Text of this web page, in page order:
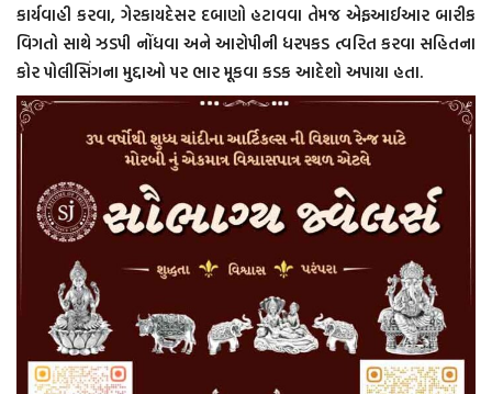
કાર્યવાહી કરવા, ગેરકાયદેસર દબાણો હટાવવા તેમજ એફઆઈઆર બારીક
વિગતો સાથે ઝડપી નોંધવા અને આરોપીની ધરપકડ ત્વરિત કરવા સહિતના
કોર પોલીસિંગના મુદ્દાઓ પર ભાર મૂકવા કડક આદેશો અપાયા હતા.